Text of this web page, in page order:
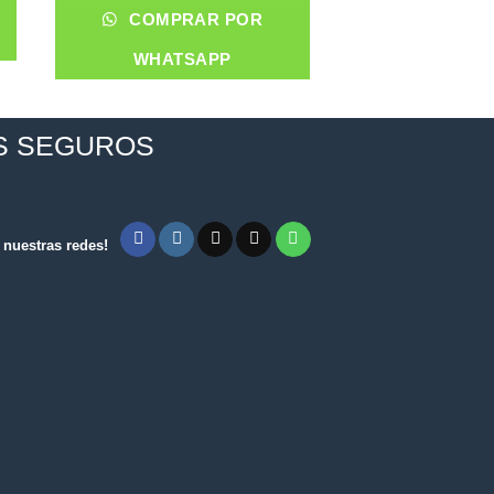
COMPRAR POR
WHATSAPP
SEGUROS
redes!